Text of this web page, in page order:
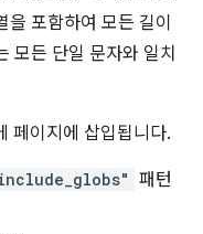
을 포함하여 모든 길이
모든 단일 문자와 일치
페이지에 삽입됩니다.
패턴